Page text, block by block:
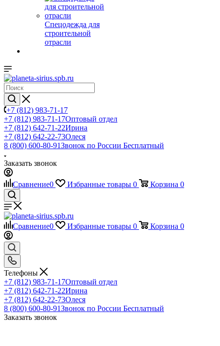
Спецодежда для
строительной
отрасли
+7 (812) 983-71-17
+7 (812) 983-71-17Оптовый отдел
+7 (812) 642-71-22Ирина
+7 (812) 642-22-73Олеся
8 (800) 600-80-91Звонок по России Бесплатный
Заказать звонок
Сравнение0 Избранные товары 0 Корзина 0
Сравнение0 Избранные товары 0 Корзина 0
Телефоны
+7 (812) 983-71-17Оптовый отдел
+7 (812) 642-71-22Ирина
+7 (812) 642-22-73Олеся
8 (800) 600-80-91Звонок по России Бесплатный
Заказать звонок